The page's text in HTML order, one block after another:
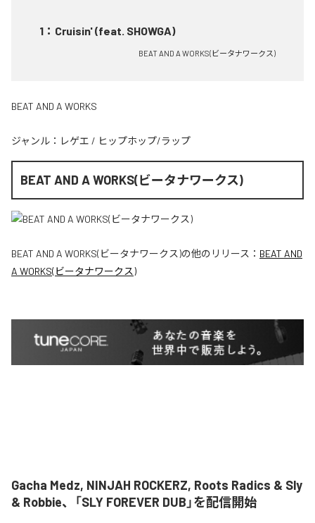
1 ： Cruisin' (feat. SHOWGA)
BEAT AND A WORKS(ビータナワークス)
BEAT AND A WORKS
ジャンル： レゲエ / ヒップホップ/ラップ
BEAT AND A WORKS(ビータナワークス)
BEAT AND A WORKS(ビータナワークス)の他のリリース： BEAT AND
A WORKS(ビータナワークス)
Gacha Medz, NINJAH ROCKERZ, Roots Radics & Sly
& Robbie、「SLY FOREVER DUB」を配信開始